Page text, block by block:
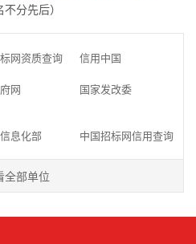
不分先后）
网资质查询 信用中国
网 国家发改委
息化部 中国招标网信用查询
全部单位